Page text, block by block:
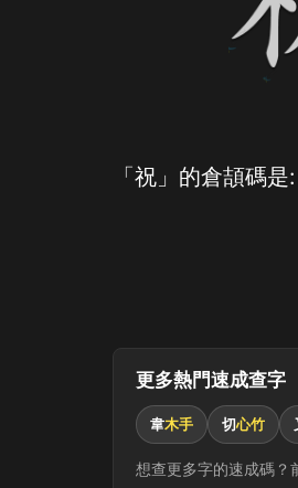
「祝」的倉頡碼
更多熱門速成查字
韋木手 切心竹
想查更多字的速成碼？